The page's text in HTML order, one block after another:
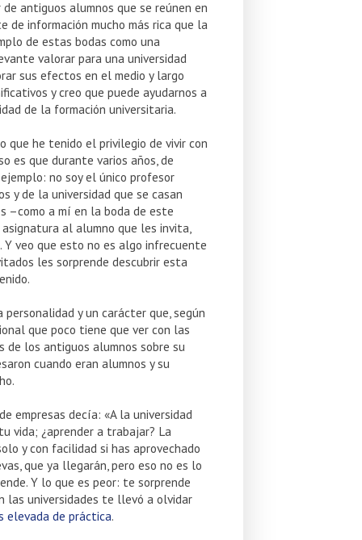
antiguos alumnos que se reúnen en
información mucho más rica que la
de estas bodas como una
valorar para una universidad
sus efectos en el medio y largo
y creo que puede ayudarnos a
de la formación universitaria.
que he tenido el privilegio de vivir con
es que durante varios años, de
no soy el único profesor
y de la universidad que se casan
–como a mí en la boda de este
al alumno que les invita,
Y veo que esto no es algo infrecuente
les sorprende descubrir esta
y un carácter que, según
que poco tiene que ver con las
de los antiguos alumnos sobre su
cuando eran alumnos y su
empresas decía: «A la universidad
vida; ¿aprender a trabajar? La
y con facilidad si has aprovechado
que ya llegarán, pero eso no es lo
Y lo que es peor: te sorprende
las universidades te llevó a olvidar
elevada de práctica.